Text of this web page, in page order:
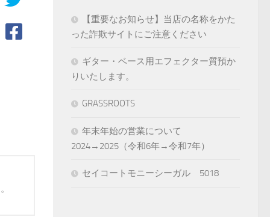
【重要なお知らせ】当店の名称をかた
った詐欺サイトにご注意ください
ギター・ベース用エフェクター質預か
りいたします。
GRASSROOTS
年末年始の営業について
2024→2025（令和6年→令和7年）
セイコートモニーシーガル 5018